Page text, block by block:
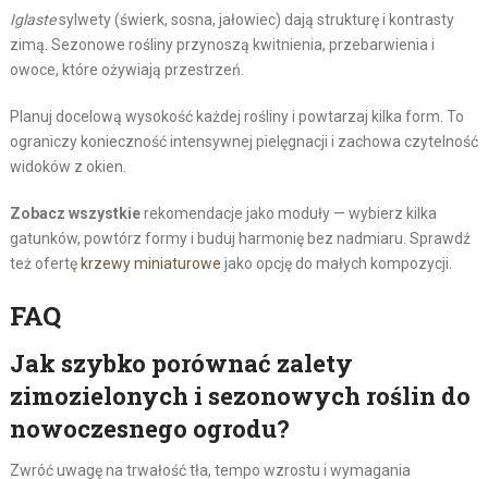
Iglastesylwety (świerk, sosna, jałowiec) dają strukturę i kontrasty
zimą. Sezonowe rośliny przynoszą kwitnienia, przebarwienia i
owoce, które ożywiają przestrzeń.
Planuj docelową wysokość każdej rośliny i powtarzaj kilka form. To
ograniczy konieczność intensywnej pielęgnacji i zachowa czytelność
widoków z okien.
Zobacz wszystkierekomendacje jako moduły — wybierz kilka
gatunków, powtórz formy i buduj harmonię bez nadmiaru. Sprawdź
też ofertę krzewy miniaturowe jako opcję do małych kompozycji.
FAQ
Jak szybko porównać zalety
zimozielonych i sezonowych roślin do
nowoczesnego ogrodu?
Zwróć uwagę na trwałość tła, tempo wzrostu i wymagania